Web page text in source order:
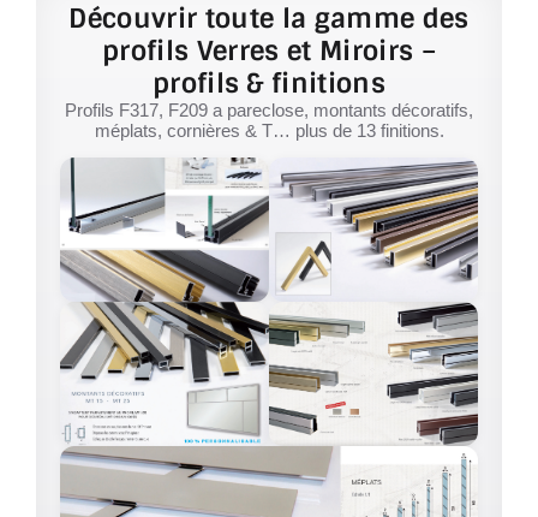
Découvrir toute la gamme des
profils Verres et Miroirs –
profils & finitions
Profils F317, F209 a pareclose, montants décoratifs,
méplats, cornières & T… plus de 13 finitions.